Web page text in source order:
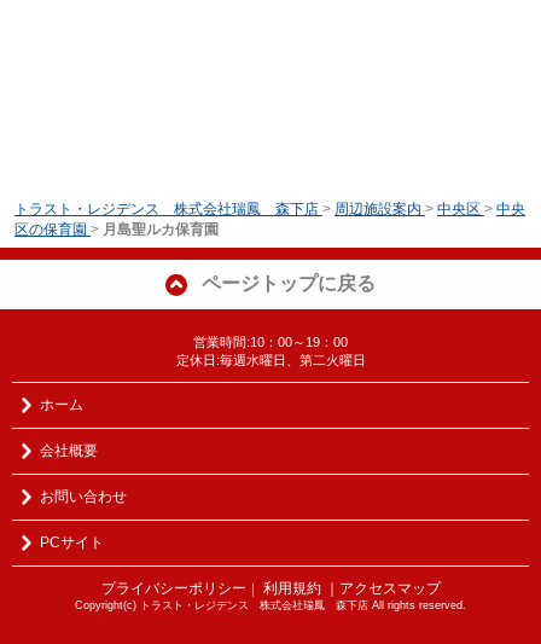
トラスト・レジデンス 株式会社瑞鳳 森下店 > 周辺施設案内 > 中央区 > 中央
区の保育園 > 月島聖ルカ保育園
ページトップに戻る
営業時間:10：00～19：00
定休日:毎週水曜日、第二火曜日
ホーム
会社概要
お問い合わせ
PCサイト
プライバシーポリシー ｜ 利用規約 ｜アクセスマップ
Copyright(c) トラスト・レジデンス 株式会社瑞鳳 森下店 All rights reserved.